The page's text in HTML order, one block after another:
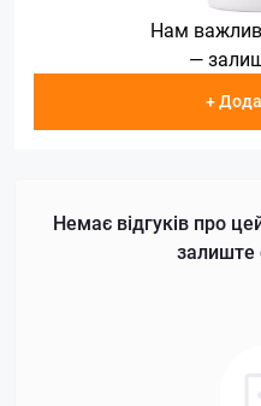
Нам
—
+
Немає відгуків про
залиште